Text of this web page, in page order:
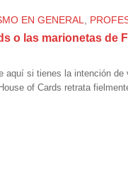
EN GENERAL
o las marionetas de
aquí si tienes la intención
of Cards retrata